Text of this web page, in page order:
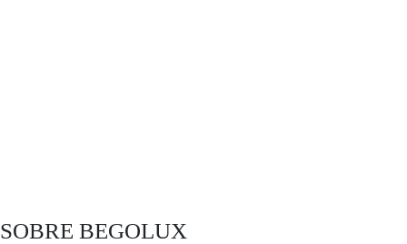
SOBRE BEGOLUX